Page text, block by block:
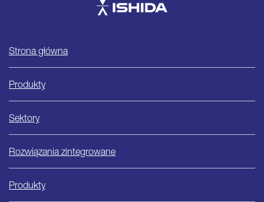
Ishida
Strona główna
Produkty
Sektory
Rozwiązania zintegrowane
Produkty